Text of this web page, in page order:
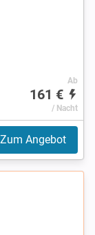
Ab
161 €
/ Nacht
Zum Angebot